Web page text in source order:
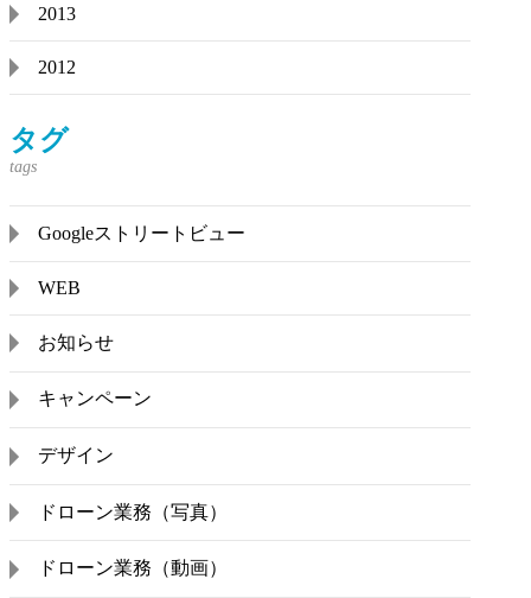
2013
2012
タグ
Googleストリートビュー
WEB
お知らせ
キャンペーン
デザイン
ドローン業務（写真）
ドローン業務（動画）